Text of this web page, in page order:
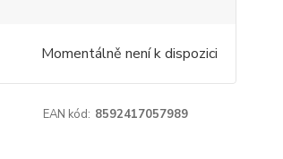
Momentálně není k dispozici
EAN kód: 8592417057989